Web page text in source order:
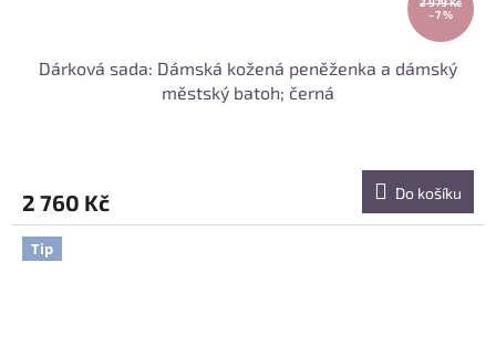
–7 %
Dárková sada: Dámská kožená peněženka a dámský
městský batoh; černá
2 760 Kč Do košíku
Tip